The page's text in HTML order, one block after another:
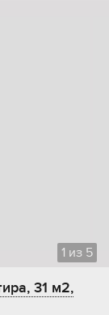
1 из 5
31 м2,